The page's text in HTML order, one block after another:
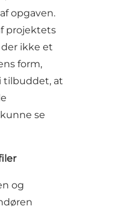
opgaven.
projektets
der ikke et
form,
tilbuddet, at
se
og